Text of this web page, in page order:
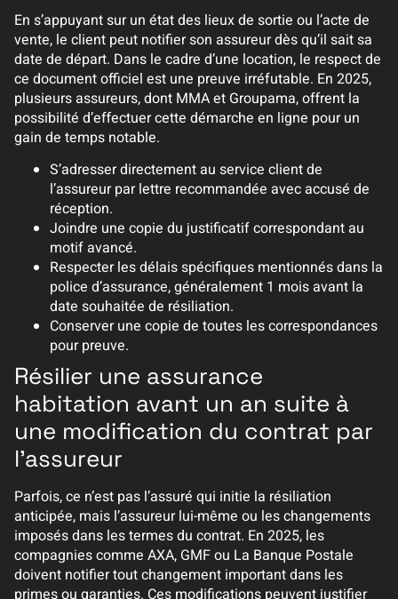
En s’appuyant sur un état des lieux de sortie ou l’acte de
vente, le client peut notifier son assureur dès qu’il sait sa
date de départ. Dans le cadre d’une location, le respect de
ce document officiel est une preuve irréfutable. En 2025,
plusieurs assureurs, dont MMA et Groupama, offrent la
possibilité d’effectuer cette démarche en ligne pour un
gain de temps notable.
S’adresser directement au service client de
l’assureur par lettre recommandée avec accusé de
réception.
Joindre une copie du justificatif correspondant au
motif avancé.
Respecter les délais spécifiques mentionnés dans la
police d’assurance, généralement 1 mois avant la
date souhaitée de résiliation.
Conserver une copie de toutes les correspondances
pour preuve.
Résilier une assurance
habitation avant un an suite à
une modification du contrat par
l’assureur
Parfois, ce n’est pas l’assuré qui initie la résiliation
anticipée, mais l’assureur lui-même ou les changements
imposés dans les termes du contrat. En 2025, les
compagnies comme AXA, GMF ou La Banque Postale
doivent notifier tout changement important dans les